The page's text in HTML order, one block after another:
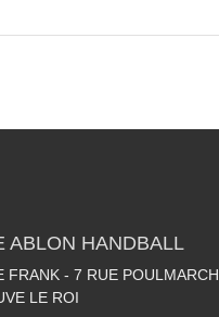
ABLON HANDBALL
FRANK - 7 RUE POULMARCH
LE ROI